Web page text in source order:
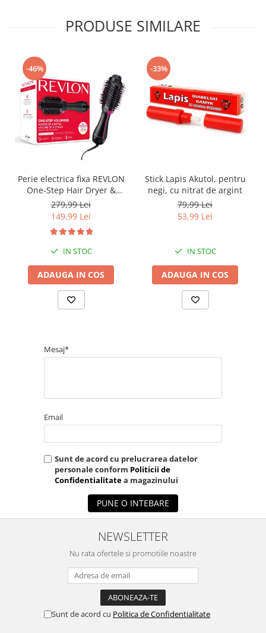
PRODUSE SIMILARE
-46%
Perie electrica fixa REVLON
One-Step Hair Dryer &
Volumizer, RVDR5222E2,
pentru par mediu si lung
279,99 Lei
149,99 Lei
IN STOC
ADAUGA IN COS
-33%
Stick Lapis Akutol, pentru
negi, cu nitrat de argint
79,99 Lei
53,99 Lei
IN STOC
ADAUGA IN COS
Mesaj*
Email
Sunt de acord cu prelucrarea datelor
personale conform Politicii de
Confidentialitatea magazinului
PUNE O INTEBARE
NEWSLETTER
Nu rata ofertele si promotiile noastre
Sunt de acord cu Politica de Confidentialitate